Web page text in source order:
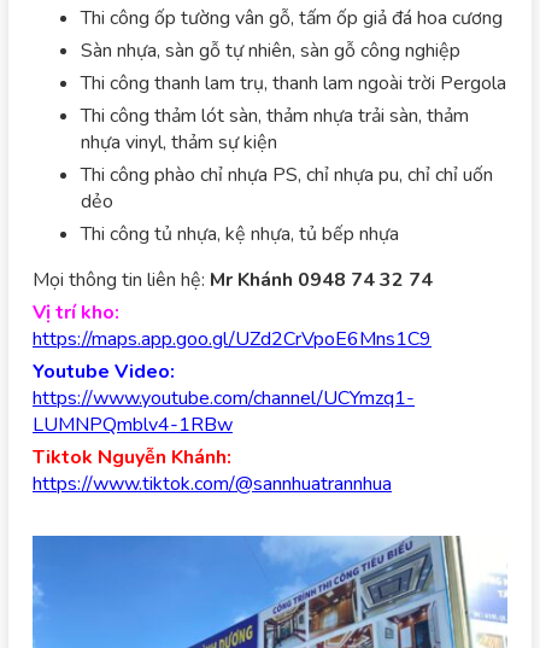
Thi công ốp tường vân gỗ, tấm ốp giả đá hoa cương
Sàn nhựa, sàn gỗ tự nhiên, sàn gỗ công nghiệp
Thi công thanh lam trụ, thanh lam ngoài trời Pergola
Thi công thảm lót sàn, thảm nhựa trải sàn, thảm
nhựa vinyl, thảm sự kiện
Thi công phào chỉ nhựa PS, chỉ nhựa pu, chỉ chỉ uốn
dẻo
Thi công tủ nhựa, kệ nhựa, tủ bếp nhựa
Mọi thông tin liên hệ: Mr Khánh 0948 74 32 74
Vị trí kho:
https://maps.app.goo.gl/UZd2CrVpoE6Mns1C9
Youtube Video:
https://www.youtube.com/channel/UCYmzq1-
LUMNPQmblv4-1RBw
Tiktok Nguyễn Khánh:
https://www.tiktok.com/@sannhuatrannhua